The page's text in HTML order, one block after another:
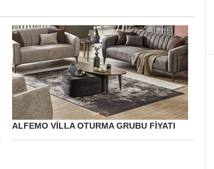
ALFEMO VILLA OTURMA GRUBU FIYATI